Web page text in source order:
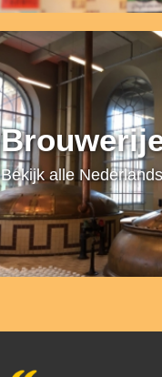
Bekijk alle